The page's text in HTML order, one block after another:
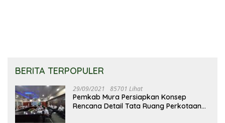
BERITA TERPOPULER
29/09/2021 85701 Lihat
Pemkab Mura Persiapkan Konsep
Rencana Detail Tata Ruang Perkotaan